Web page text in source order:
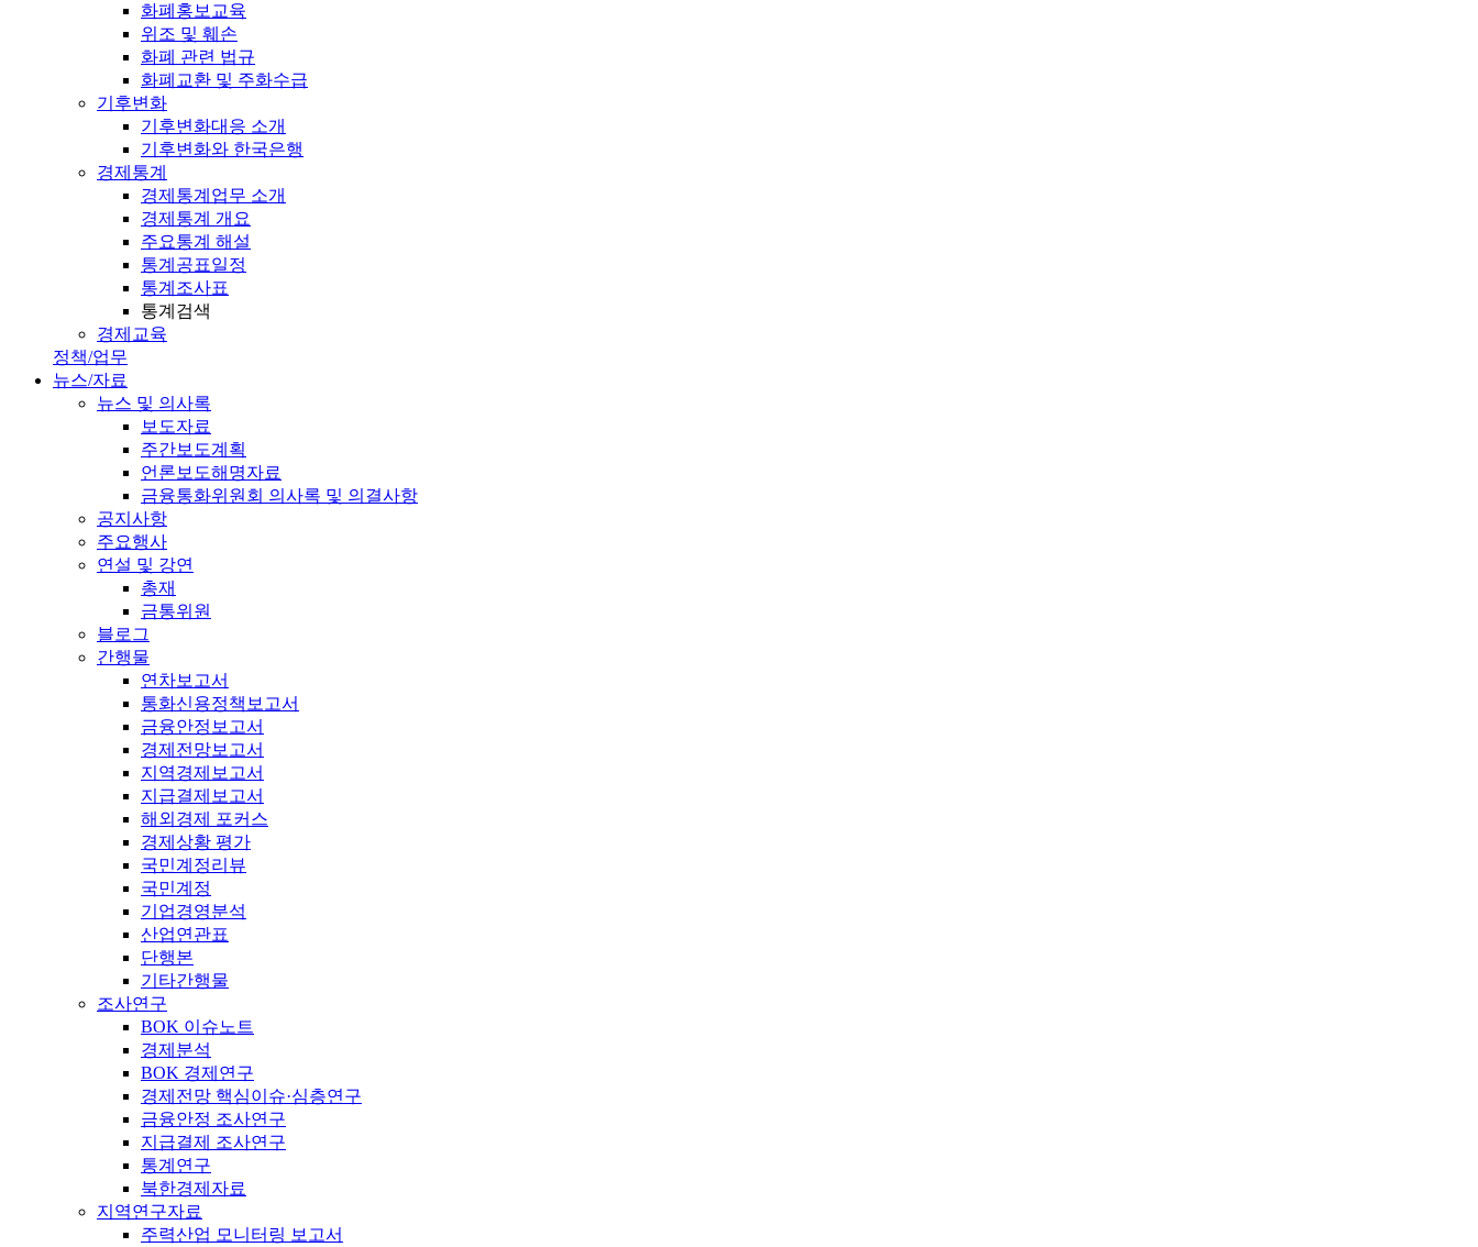
화폐홍보교육
위조 및 훼손
화폐 관련 법규
화폐교환 및 주화수급
기후변화
기후변화대응 소개
기후변화와 한국은행
경제통계
경제통계업무 소개
경제통계 개요
주요통계 해설
통계공표일정
통계조사표
통계검색
경제교육
정책/업무
뉴스/자료
뉴스 및 의사록
보도자료
주간보도계획
언론보도해명자료
금융통화위원회 의사록 및 의결사항
공지사항
주요행사
연설 및 강연
총재
금통위원
블로그
간행물
연차보고서
통화신용정책보고서
금융안정보고서
경제전망보고서
지역경제보고서
지급결제보고서
해외경제 포커스
경제상황 평가
국민계정리뷰
국민계정
기업경영분석
산업연관표
단행본
기타간행물
조사연구
BOK 이슈노트
경제분석
BOK 경제연구
경제전망 핵심이슈·심층연구
금융안정 조사연구
지급결제 조사연구
통계연구
북한경제자료
지역연구자료
주력산업 모니터링 보고서